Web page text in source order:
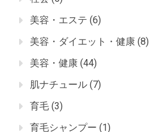
美容・エステ (6)
美容・ダイエット・健康 (8)
美容・健康 (44)
肌ナチュール (7)
育毛 (3)
育毛シャンプー (1)